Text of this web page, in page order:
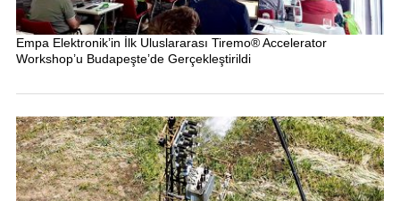
Empa Elektronik’in İlk Uluslararası Tiremo® Accelerator
Workshop’u Budapeşte’de Gerçekleştirildi